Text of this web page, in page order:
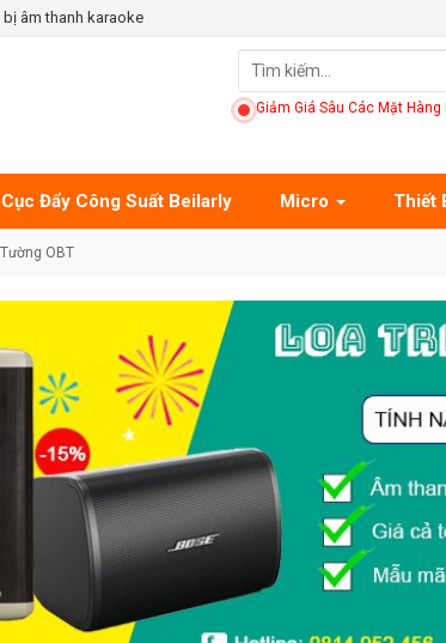
bị âm thanh karaoke
Giảm Giá Sâu Các Mặt
Cục Đẩy Công Suất Beilarly Micro Thiết
OBT